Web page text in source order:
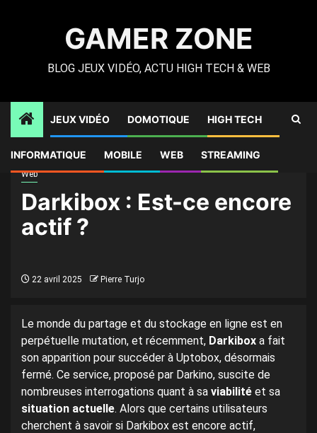
GAMER ZONE
BLOG JEUX VIDÉO, ACTU HIGH TECH & WEB
JEUX VIDÉO DOMOTIQUE HIGH TECH
INFORMATIQUE MOBILE WEB STREAMING
Web
Darkibox : Est-ce encore
actif ?
22 avril 2025 Pierre Turjo
Le monde du partage et du stockage en ligne est en
perpétuelle mutation, et récemment, Darkibox a fait
son apparition pour succéder à Uptobox, désormais
fermé. Ce service, proposé par Darkino, suscite de
nombreuses interrogations quant à sa viabilité et sa
situation actuelle. Alors que certains utilisateurs
cherchent à savoir si Darkibox est encore actif,